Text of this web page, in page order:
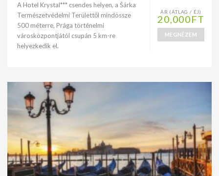
A Hotel Krystal*** csendes helyen, a Šárka
Természetvédelmi Területtől mindössze
500 méterre, Prága történelmi
városközpontjától csupán 5 km-re
helyezkedik el.
ÁR (ÁTLAG / ÉJ)
20,000FT
MEGNÉZEM